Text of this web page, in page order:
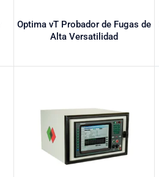
Optima vT Probador de Fugas de
Alta Versatilidad